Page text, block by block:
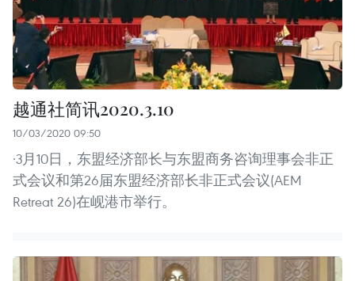
越通社简讯2020.3.10
10/03/2020 09:50
·3月10日，东盟经济部长与东盟商务咨询理事会非正
式会议和第26届东盟经济部长非正式会议(AEM
Retreat 26)在岘港市举行。